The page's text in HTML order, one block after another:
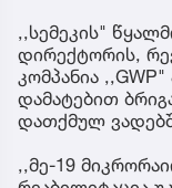
,,სემეკის"
დირექტორის,
კომპანია
დამატებით
დათქმულ
,,მე-19